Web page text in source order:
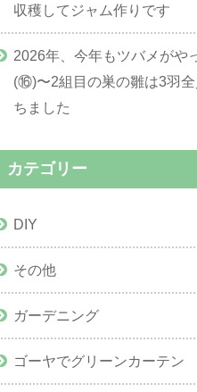
収穫してジャム作りです
2026年、今年もツバメがや
(⑯)〜2組目の巣の雛は3羽
ちました
カテゴリー
DIY
その他
ガーデニング
ゴーヤでグリーンカーテン